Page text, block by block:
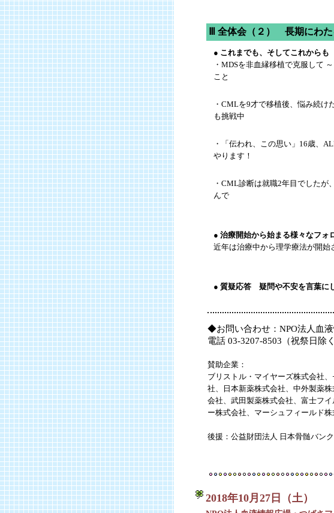
Ⅲ 全体会（２） 長期にわ
● これまでも、そしてこれからも
・MDSを非血縁移植で克服して
こと
・CMLを9才で移植後、悩み続け
も挑戦中
・「伝われ、この思い」16歳、
やります！
・CML診断は就職2年目でしたが
んで
● 治療開始から始まる様々なフォ
近年は治療中から理学療法が開始
● 質疑応答 疑問や不安を言葉に
◆お問い合わせ：NPO法人血
電話 03-3207-8503（祝祭日除
賛助企業：
ブリストル・マイヤーズ株式会社
社、日本新薬株式会社、中外製薬
会社、武田製薬株式会社、富士フ
ー株式会社、マーシュフィールド株
後援：公益財団法人 日本骨髄バンク
2018年10月27日（土）